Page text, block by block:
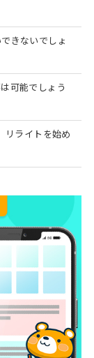
きないでしょ
可能でしょう
リライトを始め